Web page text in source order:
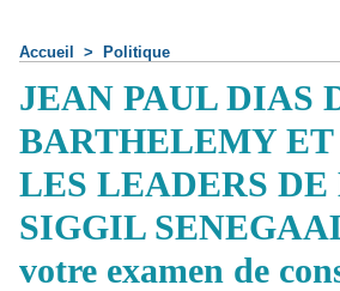
Accueil > Politique
JEAN PAUL DIAS
BARTHELEMY
LES LEADERS DE
SIGGIL
votre examen de